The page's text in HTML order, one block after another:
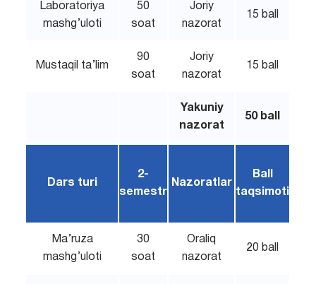
Laboratoriya
mashg’uloti
50
soat
Joriy
nazorat
15 ball
Mustaqil ta’lim
90
soat
Joriy
nazorat
15 ball
Yakuniy
nazorat
50 ball
Dars turi
2-
semestr
Nazoratlar
Ball
taqsimoti
Ma’ruza
mashg’uloti
30
soat
Oraliq
nazorat
20 ball